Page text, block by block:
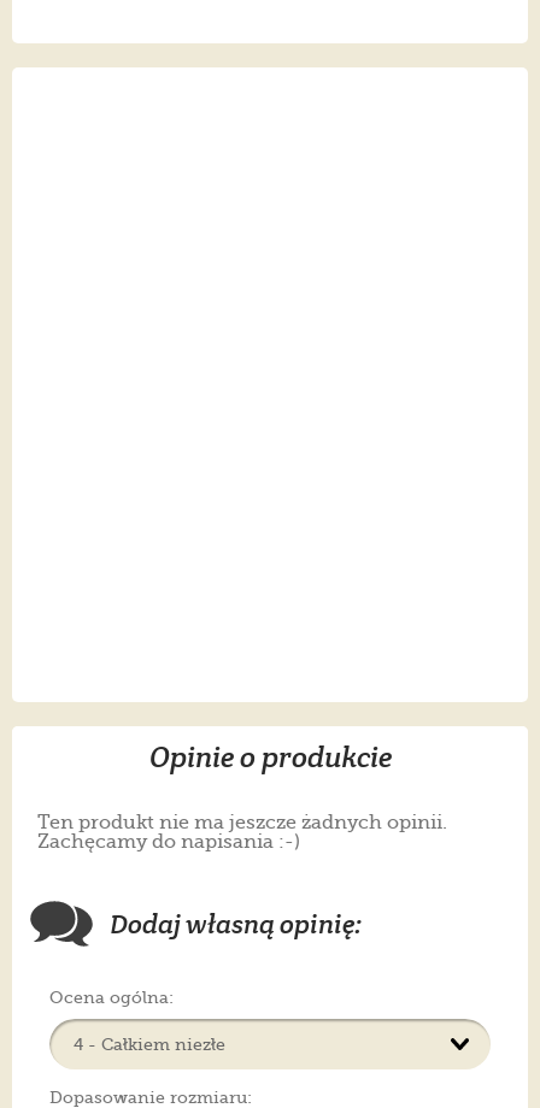
Opinie o produkcie
Ten produkt nie ma jeszcze żadnych opinii.
Zachęcamy do napisania :-)
Dodaj własną opinię:
Ocena ogólna:
Dopasowanie rozmiaru: